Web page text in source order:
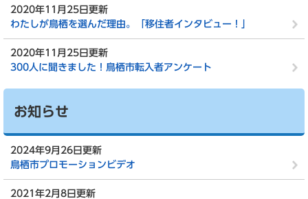
2020年11月25日更新
わたしが鳥栖を選んだ理由。「移住者インタビュー！」
2020年11月25日更新
300人に聞きました！鳥栖市転入者アンケート
お知らせ
2024年9月26日更新
鳥栖市プロモーションビデオ
2021年2月8日更新